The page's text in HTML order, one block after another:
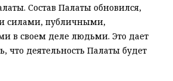
Состав Палаты обновился,
силами, публичными,
в своем деле людьми. Это дает
что деятельность Палаты будет